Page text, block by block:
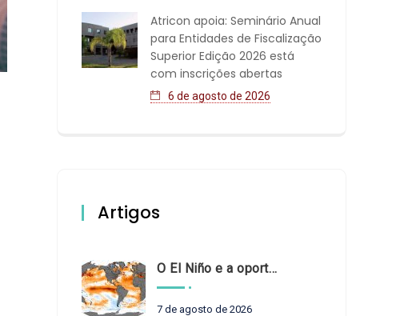
Atricon apoia: Seminário Anual
para Entidades de Fiscalização
Superior Edição 2026 está
com inscrições abertas
6 de agosto de 2026
Artigos
O El Niño e a oportunidade de fortalecer o controle externo das políticas climáticas
7 de agosto de 2026